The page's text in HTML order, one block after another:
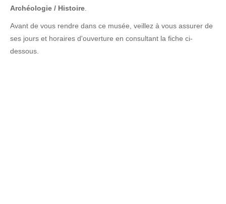
Archéologie / Histoire
Avant de vous rendre dans ce musée, veillez à vous assurer de
ses jours et horaires d'ouverture en consultant la fiche ci-
dessous.